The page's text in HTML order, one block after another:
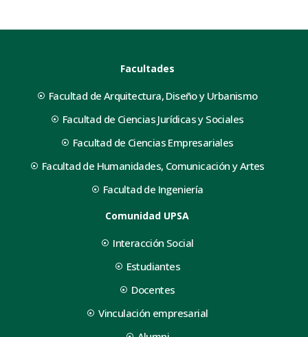
Facultades
Facultad de Arquitectura, Diseño y Urbanismo
Facultad de Ciencias Jurídicas y Sociales
Facultad de Ciencias Empresariales
Facultad de Humanidades, Comunicación y Artes
Facultad de Ingeniería
Comunidad UPSA
Interacción Social
Estudiantes
Docentes
Vinculación empresarial